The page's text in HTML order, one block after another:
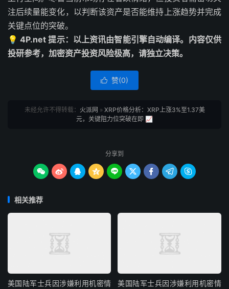
注后续量能变化，以判断该资产是否能维持上涨趋势并完成
关键点位的突破。
💡 4P.net 提示：以上资讯由智能引擎自动编译。内容仅供
投研参考，加密资产投资风险极高，请独立决策。
 赞(0)
未经允许不得转载： 火派网 » XRP价格分析：XRP上涨3%至1.37美
元，关键阻力位突破在即 📈
分享到
        
相关推荐
美国陆军士兵因涉嫌利用机密情
美国陆军士兵因涉嫌利用机密情